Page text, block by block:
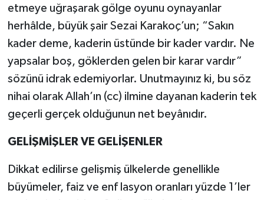
etmeye uğraşarak gölge oyunu oynayanlar
herhâlde, büyük şair Sezai Karakoç’un; “Sakın
kader deme, kaderin üstünde bir kader vardır. Ne
yapsalar boş, göklerden gelen bir karar vardır”
sözünü idrak edemiyorlar. Unutmayınız ki, bu söz
nihai olarak Allah’ın (cc) ilmine dayanan kaderin tek
geçerli gerçek olduğunun net beyânıdır.
GELİŞMİŞLER VE GELİŞENLER
Dikkat edilirse gelişmiş ülkelerde genellikle
büyümeler, faiz ve enf lasyon oranları yüzde 1’ler